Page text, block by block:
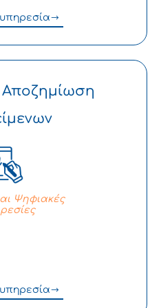
Αποζημίωση
Ψηφιακές